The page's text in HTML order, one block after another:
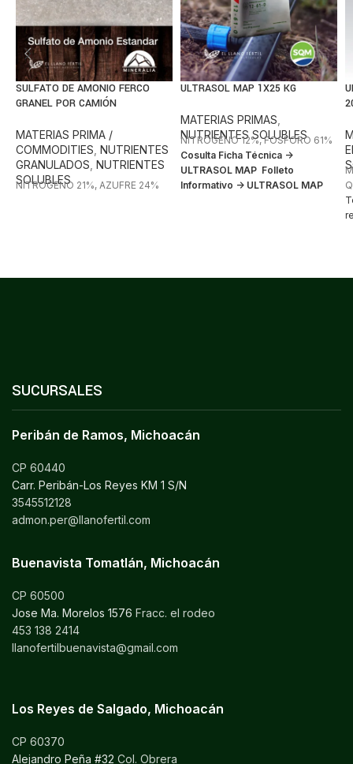
SULFATO DE AMONIO FERCO
GRANEL POR CAMIÓN
MATERIAS PRIMA /
COMMODITIES NUTRIENTES
GRANULADOS NUTRIENTES
SOLUBLES
NITROGENO 21%, AZUFRE 24%
ULTRASOL MAP 1X25 KG
MATERIAS PRIMAS
NUTRIENTES SOLUBLES
NITROGENO 12%, FOSFORO 61%
Cosulta Ficha Técnica ->
ULTRASOL MAP Folleto
Informativo -> ULTRASOL MAP
SUCURSALES
Peribán de Ramos, Michoacán
CP 60440
Carr. Peribán-Los Reyes KM 1 S/N
3545512128
admon.per@llanofertil.com
Buenavista Tomatlán, Michoacán
CP 60500
Jose Ma. Morelos 1576 Fracc. el rodeo
453 138 2414
llanofertilbuenavista@gmail.com
Los Reyes de Salgado, Michoacán
CP 60370
Alejandro Peña #32 Col. Obrera